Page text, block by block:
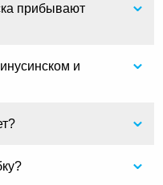
прибывают
и